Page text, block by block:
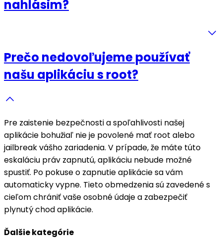
nahlásim?
Prečo nedovoľujeme používať
našu aplikáciu s root?
Pre zaistenie bezpečnosti a spoľahlivosti našej
aplikácie bohužiaľ nie je povolené mať root alebo
jailbreak vášho zariadenia. V prípade, že máte túto
eskaláciu práv zapnutú, aplikáciu nebude možné
spustiť. Po pokuse o zapnutie aplikácie sa vám
automaticky vypne. Tieto obmedzenia sú zavedené s
cieľom chrániť vaše osobné údaje a zabezpečiť
plynutý chod aplikácie.
Ďalšie kategórie